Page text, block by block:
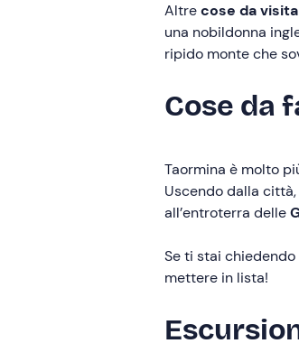
Altrecose da
una nobildonna
ripido monte che
Cose da
Taormina è molto
Uscendo dalla
all’entroterra delle
Se ti stai chiedendo
mettere in lista!